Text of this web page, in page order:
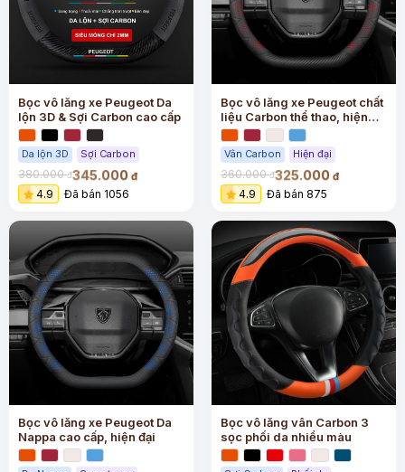
Bọc vô lăng xe Peugeot Da
lộn 3D & Sợi Carbon cao cấp
Da lộn 3D Sợi Carbon
380.000đ345.000 đ
4.9 Đã bán 1056
Bọc vô lăng xe Peugeot chất
liệu Carbon thể thao, hiện
đại
Vân Carbon Hiện đại
360.000đ325.000 đ
4.9 Đã bán 875
Bọc vô lăng xe Peugeot Da
Nappa cao cấp, hiện đại
Bọc vô lăng vân Carbon 3
sọc phối da nhiều màu